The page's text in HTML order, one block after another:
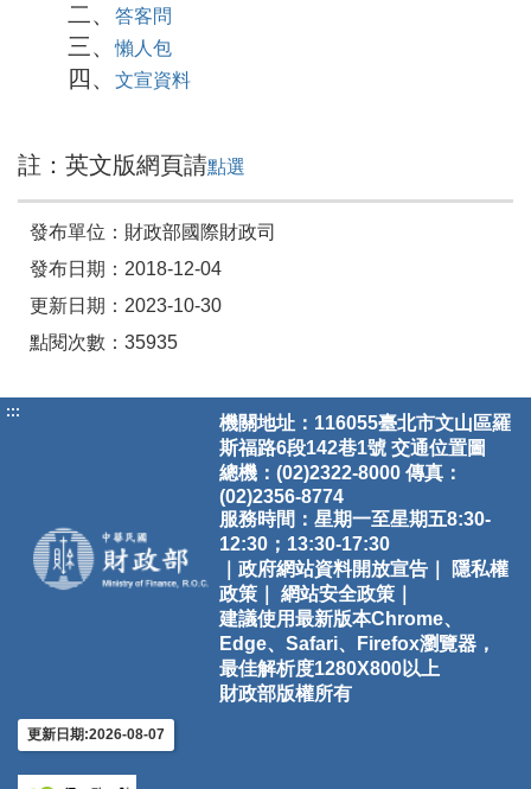
二、 答客問
三、懶人包
四、 文宣資料
註：英文版網頁請點選
發布單位：財政部國際財政司
發布日期：2018-12-04
更新日期：2023-10-30
點閱次數：35935
:::
機關地址：116055臺北市文山區羅
斯福路6段142巷1號 交通位置圖
總機：(02)2322-8000 傳真：
(02)2356-8774
服務時間：星期一至星期五8:30-
12:30；13:30-17:30
｜政府網站資料開放宣告｜
隱私權
政策｜
網站安全政策｜
建議使用最新版本Chrome、
Edge、Safari、Firefox瀏覽器，
最佳解析度1280X800以上
財政部版權所有
更新日期:2026-08-07